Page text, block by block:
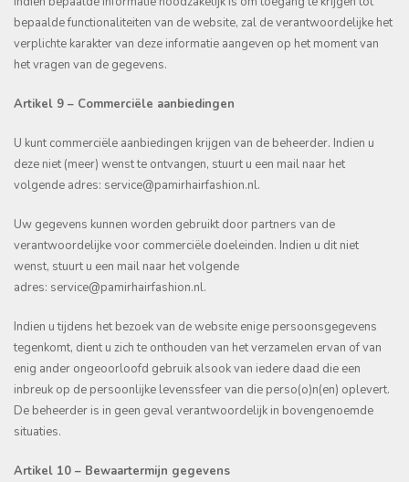
bepaalde functionaliteiten van de website, zal de verantwoordelijke het
verplichte karakter van deze informatie aangeven op het moment van
het vragen van de gegevens.
Artikel 9 – Commerciële aanbiedingen
U kunt commerciële aanbiedingen krijgen van de beheerder. Indien u
deze niet (meer) wenst te ontvangen, stuurt u een mail naar het
volgende adres: service@pamirhairfashion.nl.
Uw gegevens kunnen worden gebruikt door partners van de
verantwoordelijke voor commerciële doeleinden. Indien u dit niet
wenst, stuurt u een mail naar het volgende
adres: service@pamirhairfashion.nl.
Indien u tijdens het bezoek van de website enige persoonsgegevens
tegenkomt, dient u zich te onthouden van het verzamelen ervan of van
enig ander ongeoorloofd gebruik alsook van iedere daad die een
inbreuk op de persoonlijke levenssfeer van die perso(o)n(en) oplevert.
De beheerder is in geen geval verantwoordelijk in bovengenoemde
situaties.
Artikel 10 – Bewaartermijn gegevens